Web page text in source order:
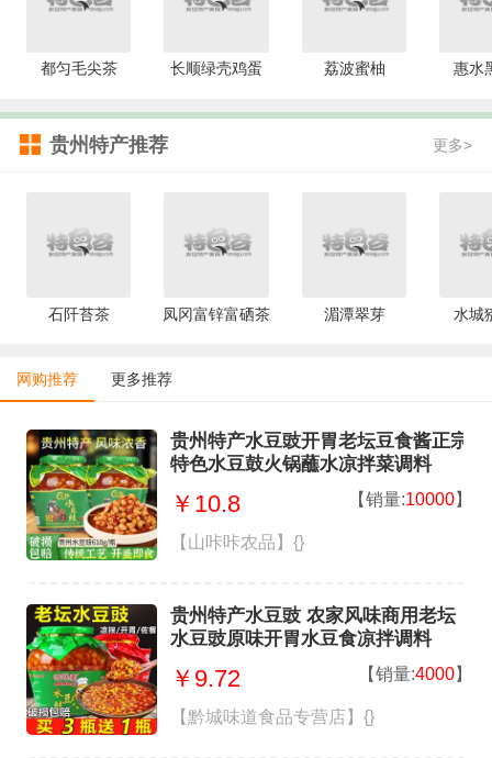
都匀毛尖茶 长顺绿壳鸡蛋 荔波蜜柚 惠水
贵州特产推荐 更多>
石阡苔茶 凤冈富锌富硒茶 湄潭翠芽 水城
网购推荐 更多推荐
贵州特产水豆豉开胃老坛豆食酱正宗
特色水豆鼓火锅蘸水凉拌菜调料
￥10.8 【销量:10000】
【山咔咔农品】{}
贵州特产水豆豉 农家风味商用老坛
水豆豉原味开胃水豆食凉拌调料
￥9.72 【销量:4000】
【黔城味道食品专营店】{}